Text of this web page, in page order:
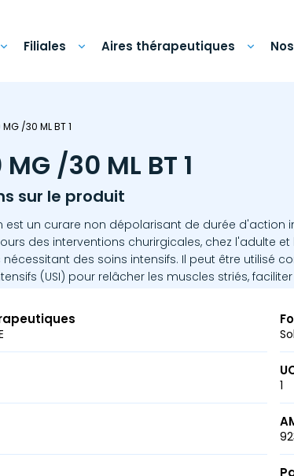
Filiales Aires thérapeutiques
MG /30 ML BT 1
MG /30 ML BT 1
sur le produit
est un curare non dépolarisant de durée d'action
des interventions churirgicales, chez l'adulte et
nécessitant des soins intensifs. Il peut être utilisé
(USI) pour relâcher les muscles striés,
1